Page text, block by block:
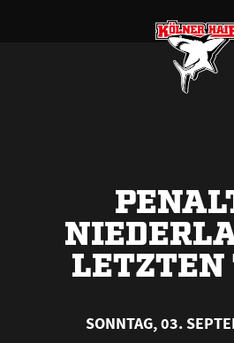
LETZTEN
SONNTAG, 03.